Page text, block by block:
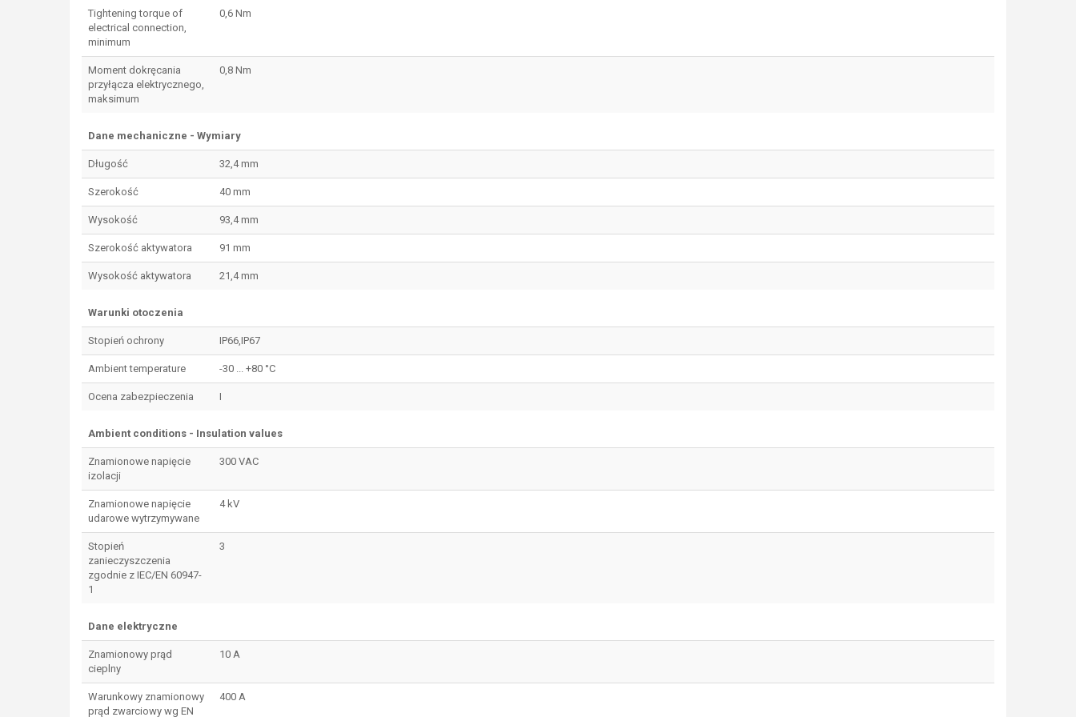
Tightening torque of
electrical connection,
minimum
0,6 Nm
Moment dokręcania
przyłącza elektrycznego,
maksimum
0,8 Nm
Dane mechaniczne - Wymiary
Długość 32,4 mm
Szerokość 40 mm
Wysokość 93,4 mm
Szerokość aktywatora 91 mm
Wysokość aktywatora 21,4 mm
Warunki otoczenia
Stopień ochrony IP66,IP67
Ambient temperature -30 ... +80 °C
Ocena zabezpieczenia I
Ambient conditions - Insulation values
Znamionowe napięcie
izolacji
300 VAC
Znamionowe napięcie
udarowe wytrzymywane
4 kV
Stopień
zanieczyszczenia
zgodnie z IEC/EN 60947-
1
3
Dane elektryczne
Znamionowy prąd
cieplny
10 A
Warunkowy znamionowy
prąd zwarciowy wg EN
400 A